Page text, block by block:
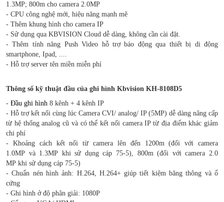
1.3MP; 800m cho camera 2.0MP
- CPU công nghệ mới, hiệu năng mạnh mẽ
- Thêm khung hình cho camera IP
- Sử dụng qua KBVISION Cloud dễ dàng, không cần cài đặt.
- Thêm tính năng Push Video hỗ trợ báo động qua thiết bị di động
smartphone, Ipad, ....
- Hỗ trợ server tên miền miễn phí
Thông số kỹ thuật đầu của ghi hình Kbvision KH-8108D5
- Đầu ghi hình 8 kênh + 4 kênh IP
- Hỗ trợ kết nối cùng lúc Camera CVI/ analog/ IP (5MP) dễ dàng nâng cấp
từ hệ thống analog cũ và có thể kết nối camera IP từ địa điểm khác giảm
chi phí
- Khoảng cách kết nối từ camera lên đến 1200m (đối với camera
1.0MP và 1.3MP khi sử dụng cáp 75-5), 800m (đối với camera 2.0
MP khi sử dụng cáp 75-5)
- Chuẩn nén hình ảnh: H.264, H.264+ giúp tiết kiệm băng thông và ổ
cứng
- Ghi hình ở độ phân giải: 1080P